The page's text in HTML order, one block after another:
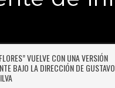
VUELVE CON UNA VERSIÓN
BAJO LA DIRECCIÓN DE GUSTAVO